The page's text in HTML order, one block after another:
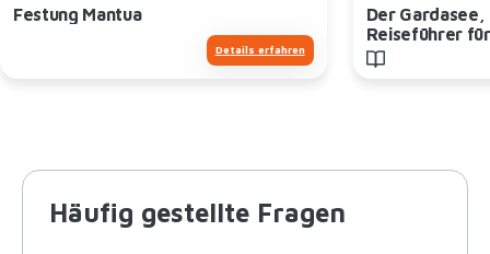
Festung Mantua
Details erfahren
Der
Reiseführer
Kindern
Häufig gestellte Fragen